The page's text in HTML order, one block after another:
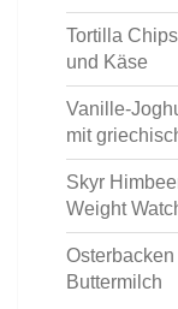
Tortilla
und Käse
Vanille-
mit
Skyr
Weight
Buttermilch